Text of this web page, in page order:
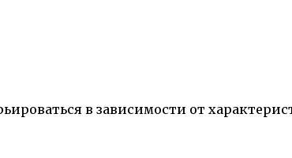
в зависимости от